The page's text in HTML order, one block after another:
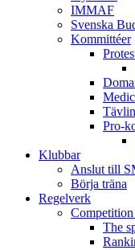
IMMAF
Svenska
Kommittéer
Pro-
Klubbar
Anslut till
Börja träna
Regelverk
The